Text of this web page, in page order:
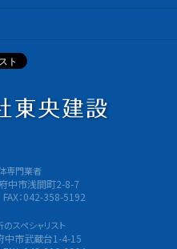
専門業者
中市浅間町2-8-7
：042-358-5192
スペシャリスト
中市武蔵台1-4-15